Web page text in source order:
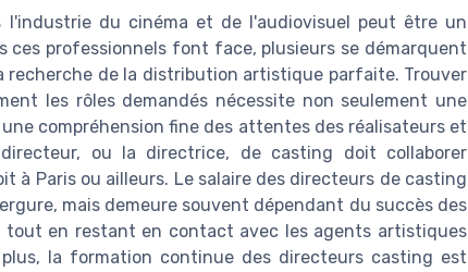
du cinéma et de l'audiovisuel peut être un
ces professionnels font face, plusieurs se démarquent
recherche de la distribution artistique parfaite. Trouver
les rôles demandés nécessite non seulement une
compréhension fine des attentes des réalisateurs et
ou la directrice, de casting doit collaborer
à Paris ou ailleurs. Le salaire des directeurs de casting
mais demeure souvent dépendant du succès des
tout en restant en contact avec les agents artistiques
la formation continue des directeurs casting est